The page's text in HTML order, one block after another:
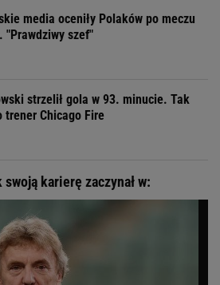
media oceniły Polaków po meczu
"Prawdziwy szef"
strzelił gola w 93. minucie. Tak
trener Chicago Fire
karierę zaczynał w: